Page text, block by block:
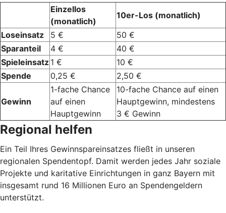
Einzellos
(monatlich)
10er-Los (monatlich)
Loseinsatz
5 €
50 €
Sparanteil
4 €
40 €
Spieleinsatz 1 €
10 €
Spende
0,25 € 2,50 €
Gewinn
1-fache Chance
auf einen
Hauptgewinn
10-fache Chance auf einen
Hauptgewinn, mindestens
3 € Gewinn
Regional helfen
Ein Teil Ihres Gewinnspareinsatzes fließt in unseren
regionalen Spendentopf. Damit werden jedes Jahr soziale
Projekte und karitative Einrichtungen in ganz Bayern mit
insgesamt rund 16 Millionen Euro an Spendengeldern
unterstützt.